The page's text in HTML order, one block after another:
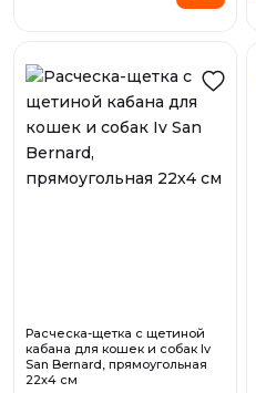
Расческа-щетка с щетиной
кабана для кошек и собак Iv
San Bernard, прямоугольная
22х4 см